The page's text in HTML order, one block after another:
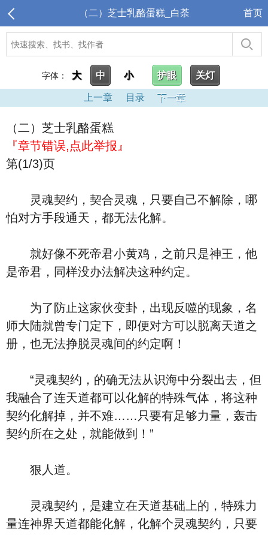
（二）芝士乳酪蛋糕_白荼 首页
字体： 大 中 小 护眼 关灯
上一章 目录 下一章
（二）芝士乳酪蛋糕
『章节错误,点此举报』
第(1/3)页
灵魂契约，契合灵魂，只要自己不解除，哪
怕对方手段通天，都无法化解。
就好像不死帝君小黄鸡，之前只是神王，他
是帝君，同样没办法解决这种约定。
为了防止这家伙变卦，出现反噬的现象，名
师大陆就曾专门定下，即便对方可以脱离天道之
册，也无法挣脱灵魂间的约定啊！
“灵魂契约，的确无法从识海中分裂出去，但
我融合了连天道都可以化解的特殊气体，将这种
契约化解掉，并不难……只要有足够力量，轰击
契约所在之处，就能做到！”
狠人道。
灵魂契约，是建立在天道基础上的，特殊力
量连神界天道都能化解，化解个灵魂契约，只要